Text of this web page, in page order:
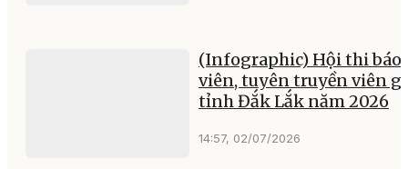
(Infographic) Hội thi báo
viên, tuyên truyền viên
tỉnh Đắk Lắk năm 2026
14:57, 02/07/2026